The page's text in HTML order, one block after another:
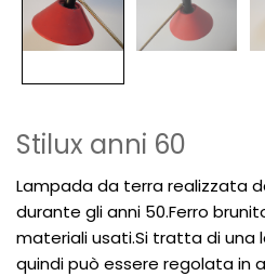
Stilux anni 60
Lampada da terra realizzata
durante gli anni 50.Ferro
materiali usati.Si tratta di
quindi può essere regolata in